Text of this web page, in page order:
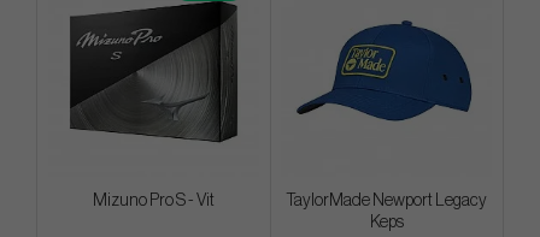
Mizuno Pro S - Vit
TaylorMade Newport Legacy
Keps